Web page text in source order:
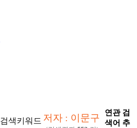
검색키워드 저자 : 이문구
연관 검
색어 추